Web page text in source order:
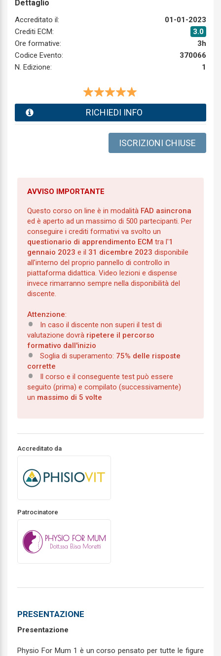
Dettaglio
Accreditato il:
01-01-2023
Crediti ECM:
3.0
Ore formative:
3h
Codice Evento:
370066
N. Edizione:
1
RICHIEDI INFO
ISCRIZIONI CHIUSE
AVVISO IMPORTANTE
Questo corso on line è in modalità FAD asincrona
ed è aperto ad un massimo di 500 partecipanti. Per
conseguire i crediti formativi va svolto un
questionario di apprendimento ECM tra l'1
gennaio 2023 e il 31 dicembre 2023 disponibile
all'interno del proprio pannello di controllo in
piattaforma didattica. Video lezioni e dispense
invece rimarranno sempre nella disponibilità del
discente.
Attenzione:
In caso il discente non superi il test di
valutazione dovrà ripetere il percorso
formativo dall'inizio
Soglia di superamento: 75% delle risposte
corrette
Il corso e il conseguente test può essere
seguito (prima) e compilato (successivamente)
un massimo di 5 volte
Accreditato da
Patrocinatore
PRESENTAZIONE
Presentazione
Physio For Mum 1 è un corso pensato per tutte le figure